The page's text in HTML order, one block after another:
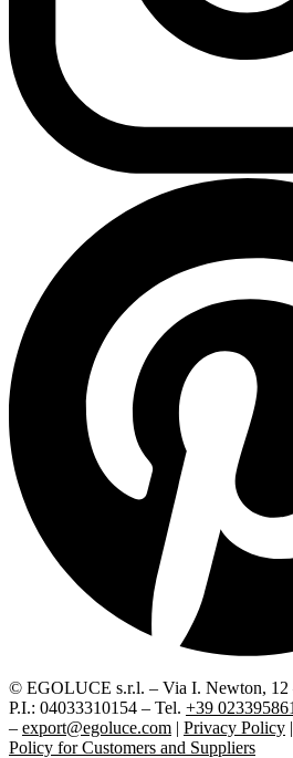
© EGOLUCE s.r.l. – Via I. Newton, 12
P.I.: 04033310154 – Tel. +39 023395861
– export@egoluce.com | Privacy Policy |
Policy for Customers and Suppliers